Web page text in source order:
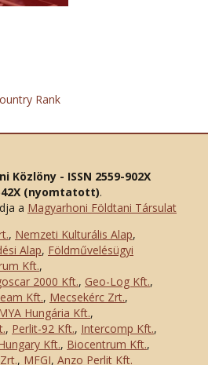
Közlöny - ISSN 2559-902X
(nyomtatott).
a Magyarhoni Földtani Társulat
, Nemzeti Kulturális Alap,
Alap, Földművelésügyi
Kft.,
2000 Kft., Geo-Log Kft.,
Kft., Mecsekérc Zrt.,
Hungária Kft.,
., Perlit-92 Kft., Intercomp Kft.,
Kft., Biocentrum Kft.,
, MFGI, Anzo Perlit Kft.